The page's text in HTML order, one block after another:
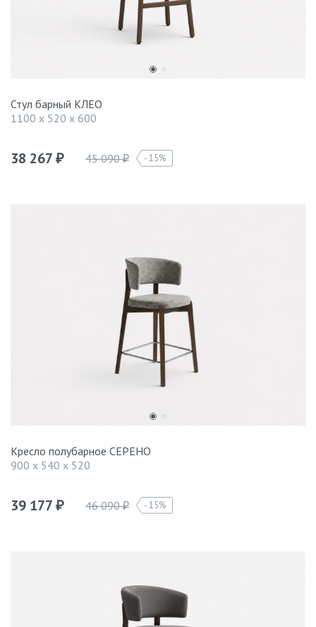
Стул барный КЛЕО
1100 x 520 x 600
38 267 ₽ 45 090₽ 15%
Кресло полубарное СЕРЕНО
900 x 540 x 520
39 177 ₽ 46 090₽ 15%